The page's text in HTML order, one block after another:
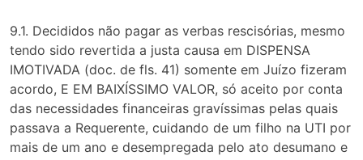
9.1. Decididos não pagar as verbas rescisórias, mesmo
tendo sido revertida a justa causa em DISPENSA
IMOTIVADA (doc. de fls. 41) somente em Juízo fizeram
acordo, E EM BAIXÍSSIMO VALOR, só aceito por conta
das necessidades financeiras gravíssimas pelas quais
passava a Requerente, cuidando de um filho na UTI por
mais de um ano e desempregada pelo ato desumano e